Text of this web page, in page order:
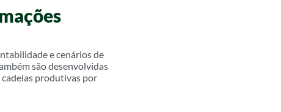
e cenários de
são desenvolvidas
produtivas por